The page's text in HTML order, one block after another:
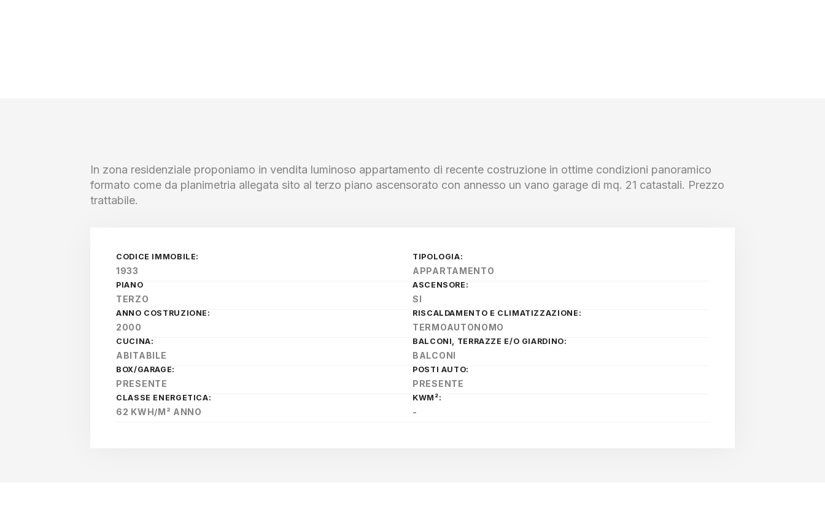
In zona residenziale proponiamo in vendita luminoso appartamento di recente costruzione in ottime condizioni panoramico
formato come da planimetria allegata sito al terzo piano ascensorato con annesso un vano garage di mq. 21 catastali. Prezzo
trattabile.
CODICE IMMOBILE:
1933
TIPOLOGIA:
APPARTAMENTO
PIANO
TERZO
ASCENSORE:
SI
ANNO COSTRUZIONE:
2000
RISCALDAMENTO E CLIMATIZZAZIONE:
TERMOAUTONOMO
CUCINA:
ABITABILE
BALCONI, TERRAZZE E/O GIARDINO:
BALCONI
BOX/GARAGE:
PRESENTE
POSTI AUTO:
PRESENTE
CLASSE ENERGETICA:
62 KWH/M² ANNO
KWM²:
-